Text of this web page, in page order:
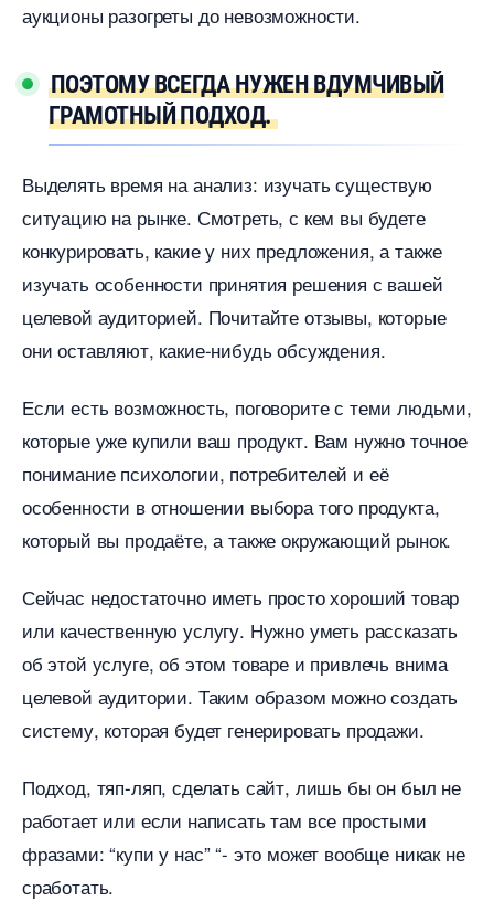
аукционы разогреты до невозможности.
ПОЭТОМУ ВСЕГДА НУЖЕН ВДУМЧИВЫЙ
ГРАМОТНЫЙ ПОДХОД.
ыделять время на анализ: изучать существую
ситуацию на рынке. Смотреть, с кем вы будете
конкурировать, какие у них предложения, а также
изучать особенности принятия решения с вашей
целевой аудиторией. Почитайте отзывы, которые
они оставляют, какие-нибудь обсуждения.
Если есть возможность, поговорите с теми людьми,
которые уже купили ваш продукт. Вам нужно точное
понимание психологии, потребителей и её
особенности в отношении выбора того продукта,
который вы продаёте, а также окружающий рынок.
Сейчас недостаточно иметь просто хороший товар
или качественную услугу. Нужно уметь рассказать
об этой услуге, об этом товаре и привлечь внима
целевой аудитории. Таким образом можно создать
систему, которая будет генерировать продажи.
Подход, тяп-ляп, сделать сайт, лишь бы он был не
работает или если написать там все простыми
фразами: “купи у нас” “- это может вообще никак не
сработать.